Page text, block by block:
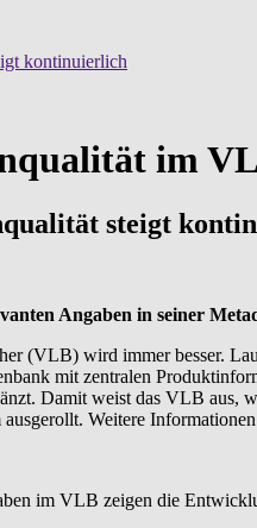
kontinuierlich
im
steigt
Angaben in seiner
(VLB) wird immer besser.
mit zentralen
Damit weist das VLB aus,
Weitere
im VLB zeigen die